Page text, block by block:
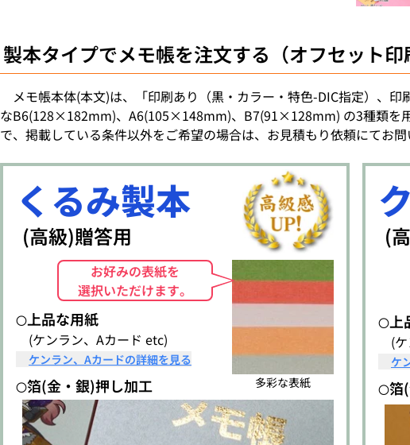
製本タイプでメモ帳を注文する（オフセット印
メモ帳本体(本文)は、「印刷あり（黒・カラー・特色-DIC指定）、
なB6(128×182mm)、A6(105×148mm)、B7(91×128mm) の3種類を
で、掲載している条件以外をご希望の場合は、お見積もり依頼にてお問
くるみ製本
(高級)贈答用
お好みの表紙を
選択いただけます。
〇上品な用紙
(ケンラン、Aカード etc)
ケンラン、Aカードの詳細を見る
〇箔(金・銀)押し加工 多彩な表紙
(
〇上
(
ケ
〇箔